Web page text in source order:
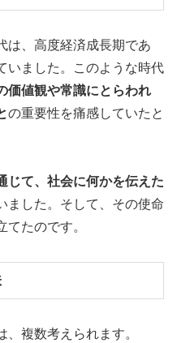
は、高度経済成長期であ
いました。このような時代
価値観や常識にとらわれ
の重要性を痛感していたと
じて、社会に何かを伝えた
ました。そして、その使命
たのです。
複数考えられます。